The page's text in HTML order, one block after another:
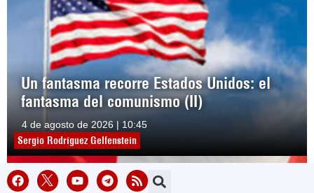
Un fantasma recorre Estados Unidos: el
fantasma del comunismo (II)
4 de agosto de 2026 | 10:45
Sergio Rodríguez Gelfenstein